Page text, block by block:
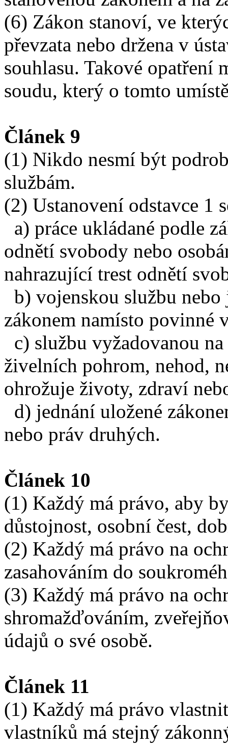
(6) Zákon stanoví, ve
převzata nebo držena v
souhlasu. Takové opatření
soudu, který o tomto
Článek 9
(1) Nikdo nesmí být
službám.
(2) Ustanovení odstavce 1
a) práce ukládané podle
odnětí svobody nebo
nahrazující trest odnětí
b) vojenskou službu
zákonem namísto povinné
c) službu vyžadovanou
živelních pohrom, nehod,
ohrožuje životy, zdraví
d) jednání uložené
nebo práv druhých.
Článek 10
(1) Každý má právo, aby
důstojnost, osobní čest,
(2) Každý má právo na
zasahováním do
(3) Každý má právo na
shromažďováním,
údajů o své osobě.
Článek 11
(1) Každý má právo
vlastníků má stejný